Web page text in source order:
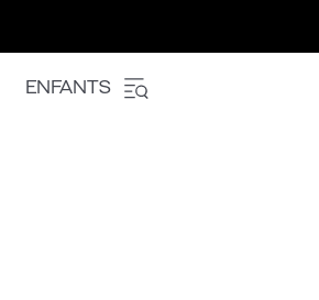
ENFANTS